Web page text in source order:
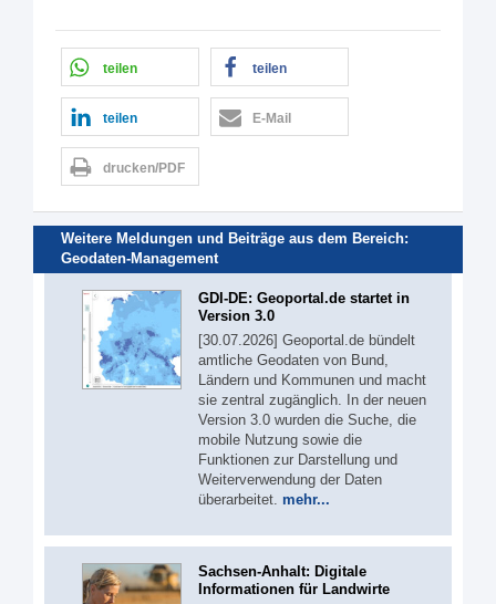
teilen teilen
teilen E-Mail
drucken/PDF
Weitere Meldungen und Beiträge aus dem Bereich:
Geodaten-Management
GDI-DE: Geoportal.de startet in
Version 3.0
[30.07.2026] Geoportal.de bündelt
amtliche Geodaten von Bund,
Ländern und Kommunen und macht
sie zentral zugänglich. In der neuen
Version 3.0 wurden die Suche, die
mobile Nutzung sowie die
Funktionen zur Darstellung und
Weiterverwendung der Daten
überarbeitet. mehr...
Sachsen-Anhalt: Digitale
Informationen für Landwirte